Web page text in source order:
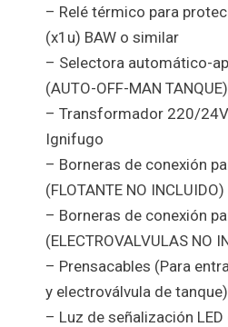
– Relé térmico para
(x1u) BAW o similar
– Selectora automático-
(AUTO-OFF-MAN TANQUE)
– Transformador 220/
Ignifugo
– Borneras de conexión
(FLOTANTE NO INCLUIDO)
– Borneras de conexión
(ELECTROVALVULAS NO
– Prensacables (Para
y electroválvula de tanque)
– Luz de señalización